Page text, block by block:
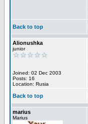
Back to top
Alionushka
junior
Joined: 02 Dec 2003
Posts: 16
Location: Rusia
Back to top
marius
Marius